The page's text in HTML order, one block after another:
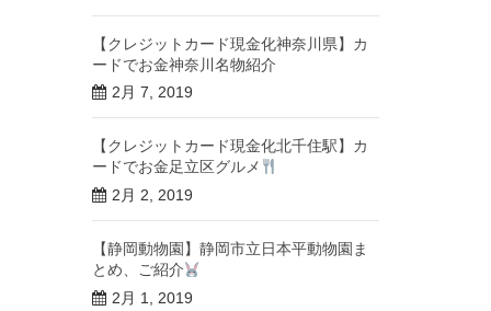
【クレジットカード現金化神奈川県】カ
ードでお金神奈川名物紹介
2月 7, 2019
【クレジットカード現金化北千住駅】カ
ードでお金足立区グルメ
2月 2, 2019
【静岡動物園】静岡市立日本平動物園ま
とめ、ご紹介
2月 1, 2019